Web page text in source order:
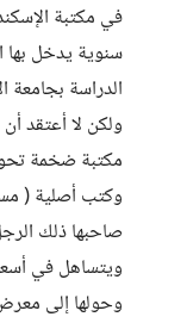
في مكتبة
سنوية يدخل بها
الدراسة بجامعة
ولكن لا أعتقد
مكتبة ضخمة
وكتب أصلية (
صاحبها ذلك
ويتساهل في
وحولها إلى